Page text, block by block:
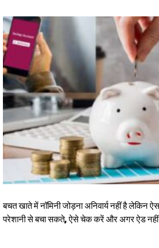
बचत खाते में नॉमिनी जोड़ना अनिवार्य नहीं है लेकिन
परेशानी से बचा सकते, ऐसे चेक करें और अगर ऐड नहीं